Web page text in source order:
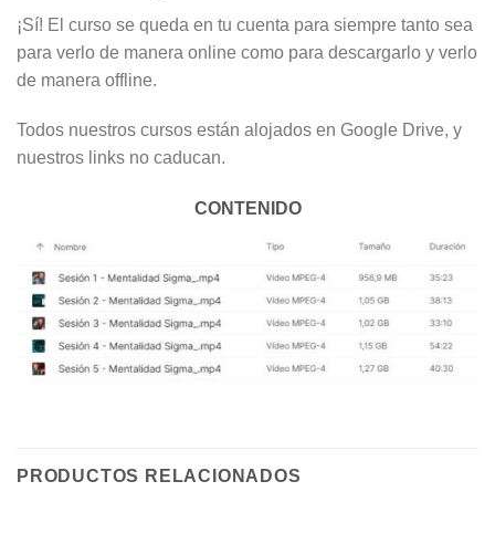
¡Sí! El curso se queda en tu cuenta para siempre tanto sea
para verlo de manera online como para descargarlo y verlo
de manera offline.
Todos nuestros cursos están alojados en Google Drive, y
nuestros links no caducan.
CONTENIDO
PRODUCTOS RELACIONADOS